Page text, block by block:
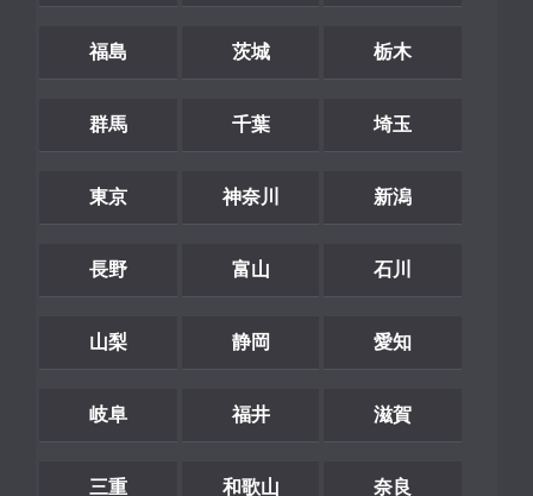
福島 茨城 栃木
群馬 千葉 埼玉
東京 神奈川 新潟
長野 富山 石川
山梨 静岡 愛知
岐阜 福井 滋賀
三重 和歌山 奈良